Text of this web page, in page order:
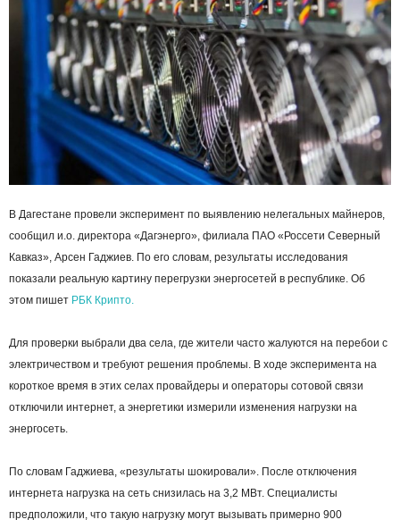
В Дагестане провели эксперимент по выявлению нелегальных майнеров,
сообщил и.о. директора «Дагэнерго», филиала ПАО «Россети Северный
Кавказ», Арсен Гаджиев. По его словам, результаты исследования
показали реальную картину перегрузки энергосетей в республике. Об
этом пишет РБК Крипто.
Для проверки выбрали два села, где жители часто жалуются на перебои с
электричеством и требуют решения проблемы. В ходе эксперимента на
короткое время в этих селах провайдеры и операторы сотовой связи
отключили интернет, а энергетики измерили изменения нагрузки на
энергосеть.
По словам Гаджиева, «результаты шокировали». После отключения
интернета нагрузка на сеть снизилась на 3,2 МВт. Специалисты
предположили, что такую нагрузку могут вызывать примерно 900